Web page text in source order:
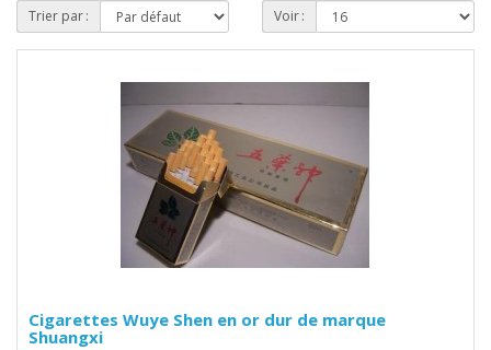
Trier par : Voir :
Cigarettes Wuye Shen en or dur de marque
Shuangxi